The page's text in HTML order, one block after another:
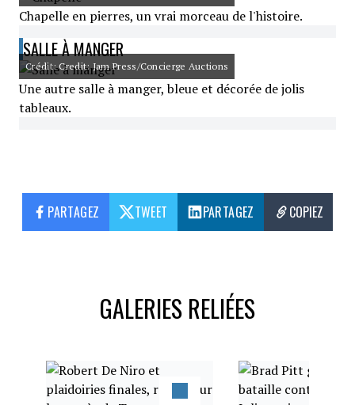
Chapelle en pierres, un vrai morceau de l'histoire.
SALLE À MANGER
Crédit: Credit: Jam Press/Concierge Auctions
Une autre salle à manger, bleue et décorée de jolis
tableaux.
PARTAGEZ TWEET PARTAGEZ COPIEZ
GALERIES RELIÉES